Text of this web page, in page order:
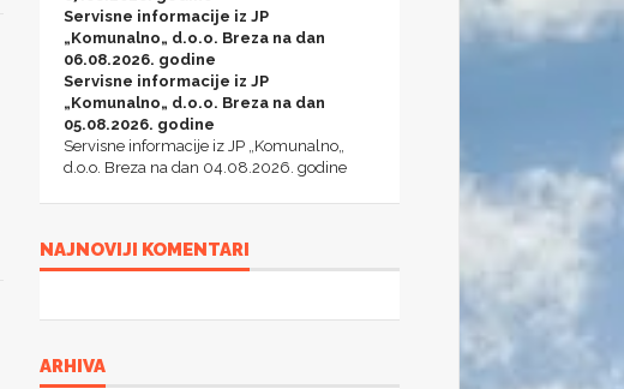
Servisne informacije iz JP
„Komunalno„ d.o.o. Breza na dan
06.08.2026. godine
Servisne informacije iz JP
„Komunalno„ d.o.o. Breza na dan
05.08.2026. godine
Servisne informacije iz JP „Komunalno„
d.o.o. Breza na dan 04.08.2026. godine
NAJNOVIJI KOMENTARI
ARHIVA